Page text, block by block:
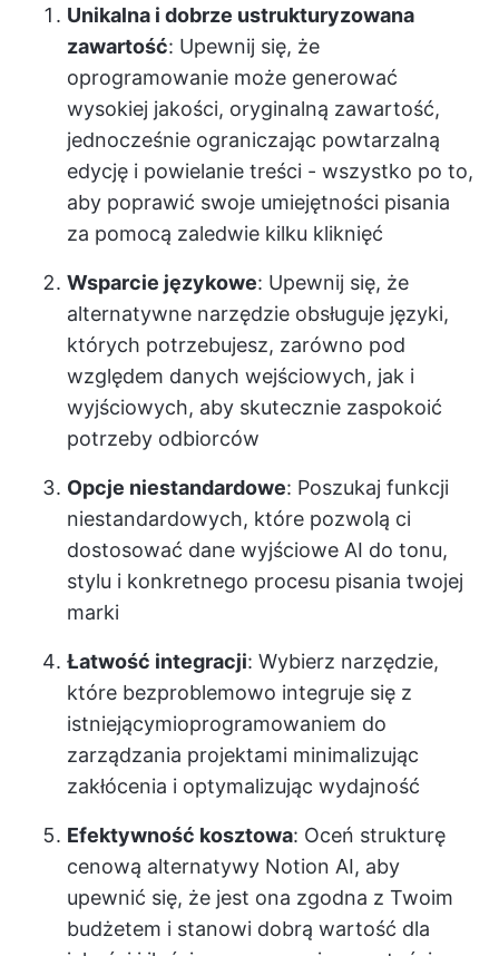
Unikalna i dobrze ustrukturyzowana
zawartość: Upewnij się, że
oprogramowanie może generować
wysokiej jakości, oryginalną zawartość,
jednocześnie ograniczając powtarzalną
edycję i powielanie treści - wszystko po to,
aby poprawić swoje umiejętności pisania
za pomocą zaledwie kilku kliknięć
Wsparcie językowe: Upewnij się, że
alternatywne narzędzie obsługuje języki,
których potrzebujesz, zarówno pod
względem danych wejściowych, jak i
wyjściowych, aby skutecznie zaspokoić
potrzeby odbiorców
Opcje niestandardowe: Poszukaj funkcji
niestandardowych, które pozwolą ci
dostosować dane wyjściowe AI do tonu,
stylu i konkretnego procesu pisania twojej
marki
Łatwość integracji: Wybierz narzędzie,
które bezproblemowo integruje się z
istniejącymioprogramowaniem do
zarządzania projektami minimalizując
zakłócenia i optymalizując wydajność
Efektywność kosztowa: Oceń strukturę
cenową alternatywy Notion AI, aby
upewnić się, że jest ona zgodna z Twoim
budżetem i stanowi dobrą wartość dla